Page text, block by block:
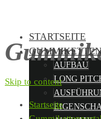
STARTSEITE
AUFBAU
LONG
Skip to content
Startseite